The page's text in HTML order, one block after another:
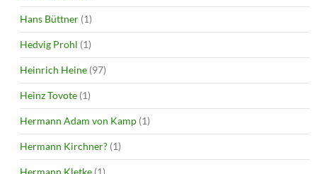
Hans Büttner (1)
Hedvig Prohl (1)
Heinrich Heine (97)
Heinz Tovote (1)
Hermann Adam von Kamp (1)
Hermann Kirchner? (1)
Hermann Kletke (1)